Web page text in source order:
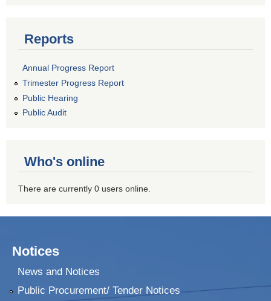
Reports
Annual Progress Report
Trimester Progress Report
Public Hearing
Public Audit
Who's online
There are currently 0 users online.
Notices
News and Notices
Public Procurement/ Tender Notices